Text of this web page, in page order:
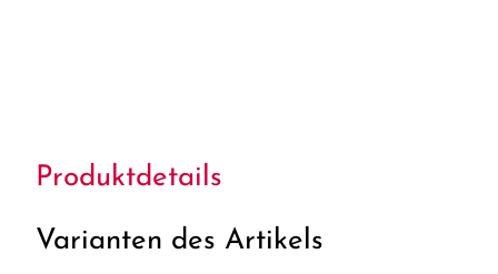
Produktdetails
Varianten des Artikels